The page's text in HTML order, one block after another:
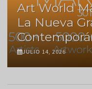
Art World
La Nueva
JULIO 14, 2026